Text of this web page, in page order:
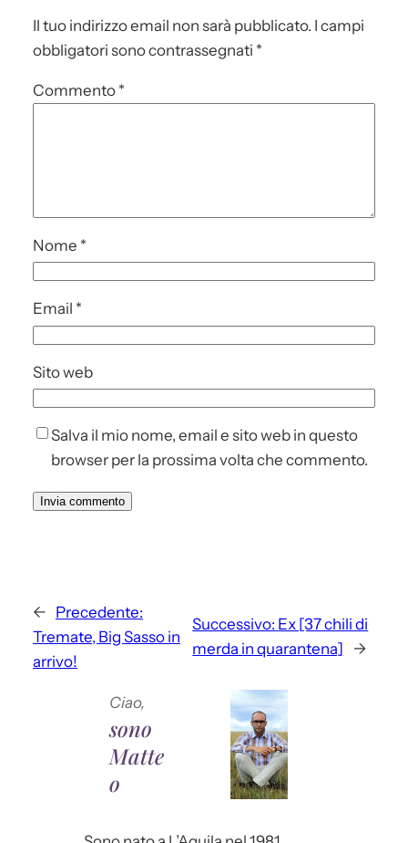
Il tuo indirizzo email non sarà pubblicato. I campi
obbligatori sono contrassegnati *
Commento *
Nome *
Email *
Sito web
Salva il mio nome, email e sito web in questo
browser per la prossima volta che commento.
← Precedente:
Tremate, Big Sasso in
arrivo!
Successivo: Ex [37 chili di
merda in quarantena]
→
Ciao,
sono
Matte
o